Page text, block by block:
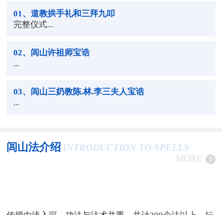
01 、道教拱手礼和三拜九叩
完整仪式...
02、闾山许祖师宝诰
...
03、闾山三奶教陈.林.李三夫人宝诰
...
闾山法介绍 INTRODUCTION TO SPELLS
MORE